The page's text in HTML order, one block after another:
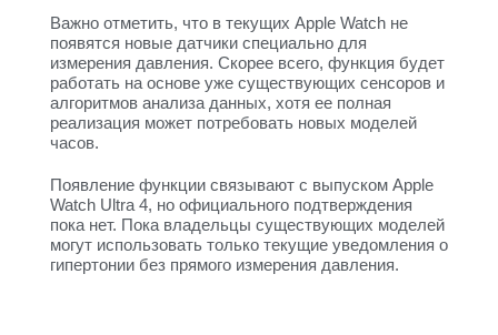
Важно отметить, что в текущих Apple Watch не
появятся новые датчики специально для
измерения давления. Скорее всего, функция будет
работать на основе уже существующих сенсоров и
алгоритмов анализа данных, хотя ее полная
реализация может потребовать новых моделей
часов.
Появление функции связывают с выпуском Apple
Watch Ultra 4, но официального подтверждения
пока нет. Пока владельцы существующих моделей
могут использовать только текущие уведомления о
гипертонии без прямого измерения давления.